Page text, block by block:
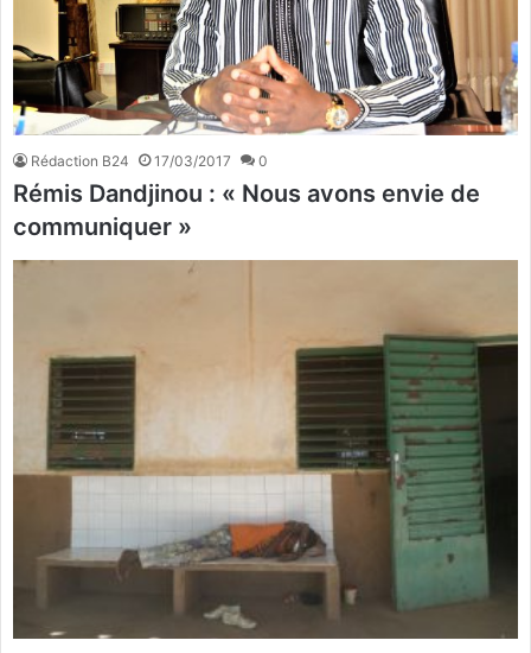
Rédaction B24 17/03/2017 0
Rémis Dandjinou : « Nous avons envie de
communiquer »